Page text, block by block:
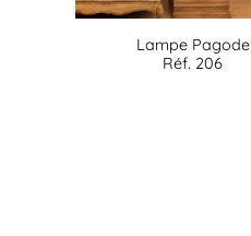
Lampe Pagode
Réf. 206